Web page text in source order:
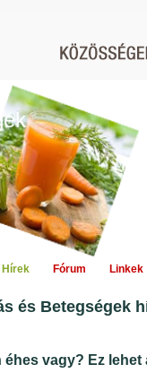
Hírek Fórum Linkek
és Betegségek
éhes vagy? Ez lehet